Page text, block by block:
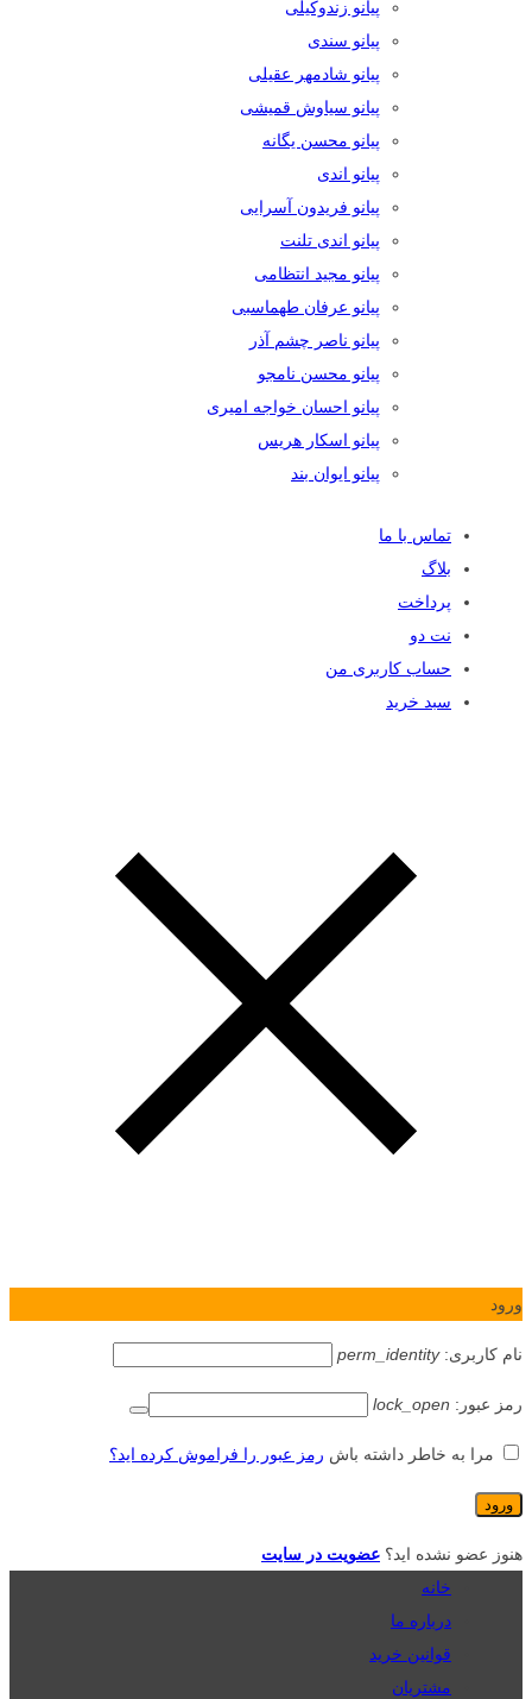
پیانو زندوکیلی
پیانو سندی
پیانو شادمهر عقیلی
پیانو سیاوش قمیشی
پیانو محسن یگانه
پیانو اندی
پیانو فریدون آسرایی
پیانو اندی تلنت
پیانو مجید انتظامی
پیانو عرفان طهماسبی
پیانو ناصر چشم آذر
پیانو محسن نامجو
پیانو احسان خواجه امیری
پیانو اسکار هریس
پیانو ایوان بند
تماس با ما
بلاگ
پرداخت
نت دو
حساب کاربری من
سبد خرید
ورود
نام کاربری:perm_identity
رمز عبور: lock_open
مرا به خاطر داشته باش رمز عبور را فراموش کرده اید؟
هنوز عضو نشده اید؟ عضویت در سایت
خانه
درباره ما
قوانین خرید
مشتریان